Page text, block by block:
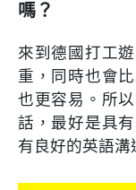
嗎？
來到德國打工
重，同時也會
也更容易。所
話，最好是具
有良好的英語溝